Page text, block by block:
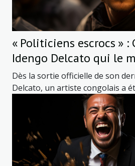
« Politiciens escrocs » :
Idengo Delcato qui le
détenu
Dès la sortie officielle de son
Delcato, un artiste congolais a